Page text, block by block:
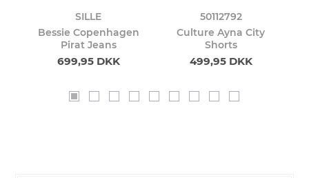
SILLE
Bessie Copenhagen
Pirat Jeans
699,95 DKK
50112792
Culture Ayna City
Shorts
499,95 DKK